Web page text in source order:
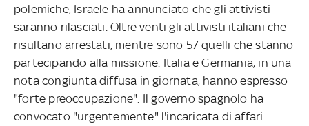
polemiche, Israele ha annunciato che gli attivisti
saranno rilasciati. Oltre venti gli attivisti italiani che
risultano arrestati, mentre sono 57 quelli che stanno
partecipando alla missione. Italia e Germania, in una
nota congiunta diffusa in giornata, hanno espresso
"forte preoccupazione". Il governo spagnolo ha
convocato "urgentemente" l'incaricata di affari